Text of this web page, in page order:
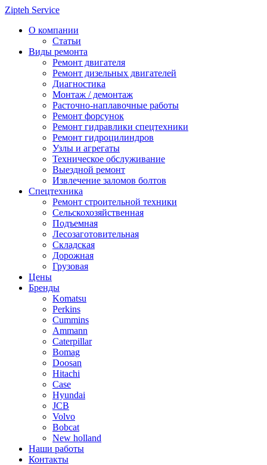
Zipteh Service
О компании
Статьи
Виды ремонта
Ремонт двигателя
Ремонт дизельных двигателей
Диагностика
Монтаж / демонтаж
Расточно-наплавочные работы
Ремонт форсунок
Ремонт гидравлики спецтехники
Ремонт гидроцилиндров
Узлы и агрегаты
Техническое обслуживание
Выездной ремонт
Извлечение заломов болтов
Спецтехника
Ремонт строительной техники
Сельскохозяйственная
Подъемная
Лесозаготовительная
Складская
Дорожная
Грузовая
Цены
Бренды
Komatsu
Perkins
Cummins
Ammann
Caterpillar
Bomag
Doosan
Hitachi
Case
Hyundai
JCB
Volvo
Bobcat
New holland
Наши работы
Контакты